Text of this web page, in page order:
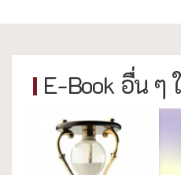
E-Book อื่น ๆ